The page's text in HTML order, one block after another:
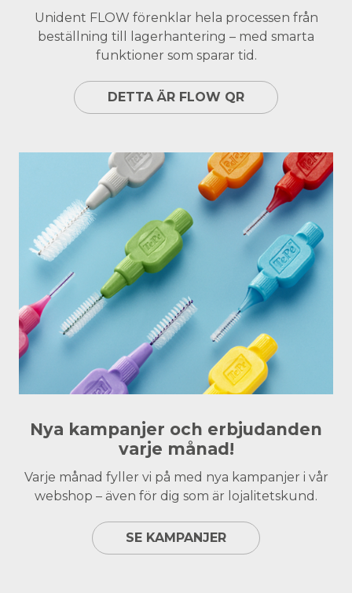
Unident FLOW förenklar hela processen från
beställning till lagerhantering – med smarta
funktioner som sparar tid.
DETTA ÄR FLOW QR
Nya kampanjer och erbjudanden
varje månad!
Varje månad fyller vi på med nya kampanjer i vår
webshop – även för dig som är lojalitetskund.
SE KAMPANJER